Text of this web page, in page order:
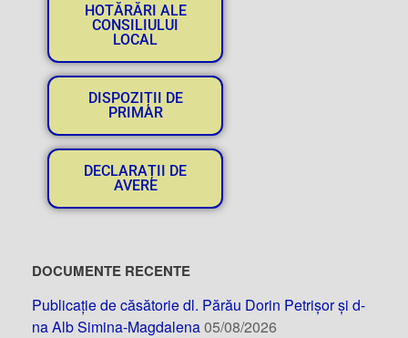
HOTĂRĂRI ALE
CONSILIULUI
LOCAL
DISPOZIȚII DE
PRIMAR
DECLARAȚII DE
AVERE
DOCUMENTE RECENTE
Publicație de căsătorie dl. Părău Dorin Petrișor și d-
na Alb Simina-Magdalena05/08/2026